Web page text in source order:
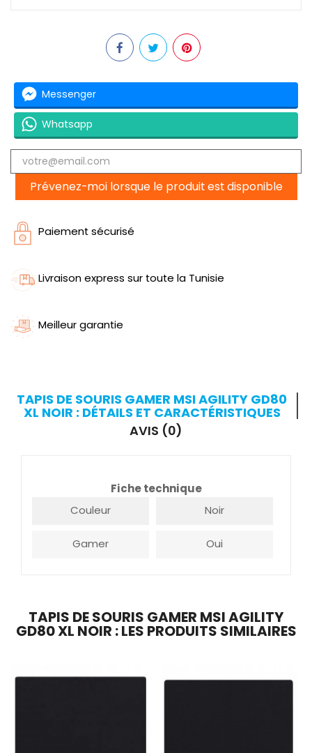
Messenger
Whatsapp
Prévenez-moi lorsque le produit est disponible
Paiement sécurisé
Livraison express sur toute la Tunisie
Meilleur garantie
TAPIS DE SOURIS GAMER MSI AGILITY GD80
XL NOIR : DÉTAILS ET CARACTÉRISTIQUES
AVIS (0)
Fiche technique
Couleur
Noir
Gamer Oui
TAPIS DE SOURIS GAMER MSI AGILITY
GD80 XL NOIR : LES PRODUITS SIMILAIRES